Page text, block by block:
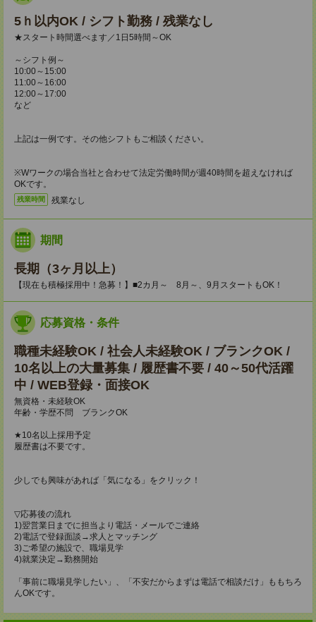
5ｈ以内OK / シフト勤務 / 残業なし
★スタート時間選べます／1日5時間～OK
～シフト例～
10:00～15:00
11:00～16:00
12:00～17:00
など
上記は一例です。その他シフトもご相談ください。
※Wワークの場合当社と合わせて法定労働時間が週40時間を超えなければ
OKです。
残業時間 残業なし
期間
長期（3ヶ月以上）
【現在も積極採用中！急募！】■2カ月～ 8月～、9月スタートもOK！
応募資格・条件
職種未経験OK / 社会人未経験OK / ブランクOK /
10名以上の大量募集 / 履歴書不要 / 40～50代活躍
中 / WEB登録・面接OK
無資格・未経験OK
年齢・学歴不問 ブランクOK
★10名以上採用予定
履歴書は不要です。
少しでも興味があれば「気になる」をクリック！
▽応募後の流れ
1)翌営業日までに担当より電話・メールでご連絡
2)電話で登録面談→求人とマッチング
3)ご希望の施設で、職場見学
4)就業決定→勤務開始
「事前に職場見学したい」、「不安だからまずは電話で相談だけ」ももちろ
んOKです。